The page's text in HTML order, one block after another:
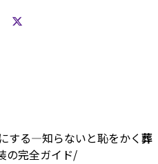
する―知らないと恥をかく葬
の完全ガイド/